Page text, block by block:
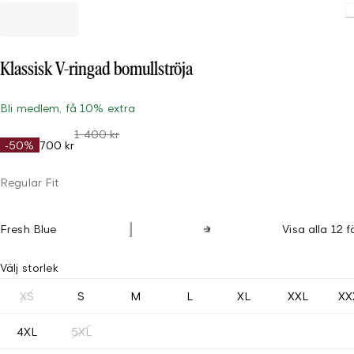
Klassisk V-ringad bomullströja
Bli medlem, få 10% extra
-50% 700 kr
1 400 kr
Regular Fit
Fresh Blue Visa alla 12
Välj storlek
XS S M L XL XXL
4XL 5XL